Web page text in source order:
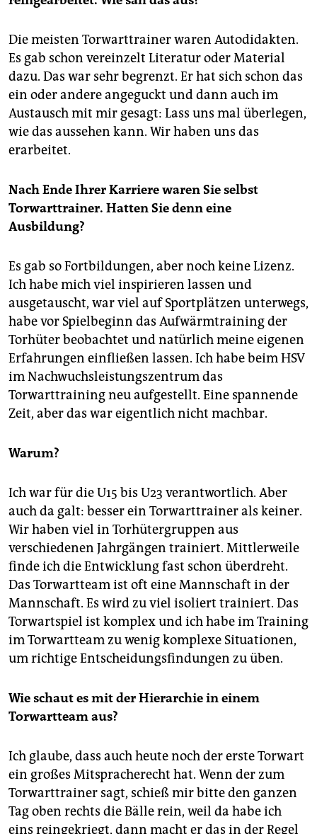
Die meisten Torwarttrainer waren Autodidakten.
Es gab schon vereinzelt Literatur oder Material
dazu. Das war sehr begrenzt. Er hat sich schon das
ein oder andere angeguckt und dann auch im
Austausch mit mir gesagt: Lass uns mal überlegen,
wie das aussehen kann. Wir haben uns das
erarbeitet.
Nach Ende Ihrer Karriere waren Sie selbst
Torwarttrainer. Hatten Sie denn eine
Ausbildung?
Es gab so Fortbildungen, aber noch keine Lizenz.
Ich habe mich viel inspirieren lassen und
ausgetauscht, war viel auf Sportplätzen unterwegs,
habe vor Spielbeginn das Aufwärmtraining der
Torhüter beobachtet und natürlich meine eigenen
Erfahrungen einfließen lassen. Ich habe beim HSV
im Nachwuchsleistungszentrum das
Torwarttraining neu aufgestellt. Eine spannende
Zeit, aber das war eigentlich nicht machbar.
Warum?
Ich war für die U15 bis U23 verantwortlich. Aber
auch da galt: besser ein Torwarttrainer als keiner.
Wir haben viel in Torhütergruppen aus
verschiedenen Jahrgängen trainiert. Mittlerweile
finde ich die Entwicklung fast schon überdreht.
Das Torwartteam ist oft eine Mannschaft in der
Mannschaft. Es wird zu viel isoliert trainiert. Das
Torwartspiel ist komplex und ich habe im Training
im Torwartteam zu wenig komplexe Situationen,
um richtige Entscheidungsfindungen zu üben.
Wie schaut es mit der Hierarchie in einem
Torwartteam aus?
Ich glaube, dass auch heute noch der erste Torwart
ein großes Mitspracherecht hat. Wenn der zum
Torwarttrainer sagt, schieß mir bitte den ganzen
Tag oben rechts die Bälle rein, weil da habe ich
eins reingekriegt, dann macht er das in der Regel